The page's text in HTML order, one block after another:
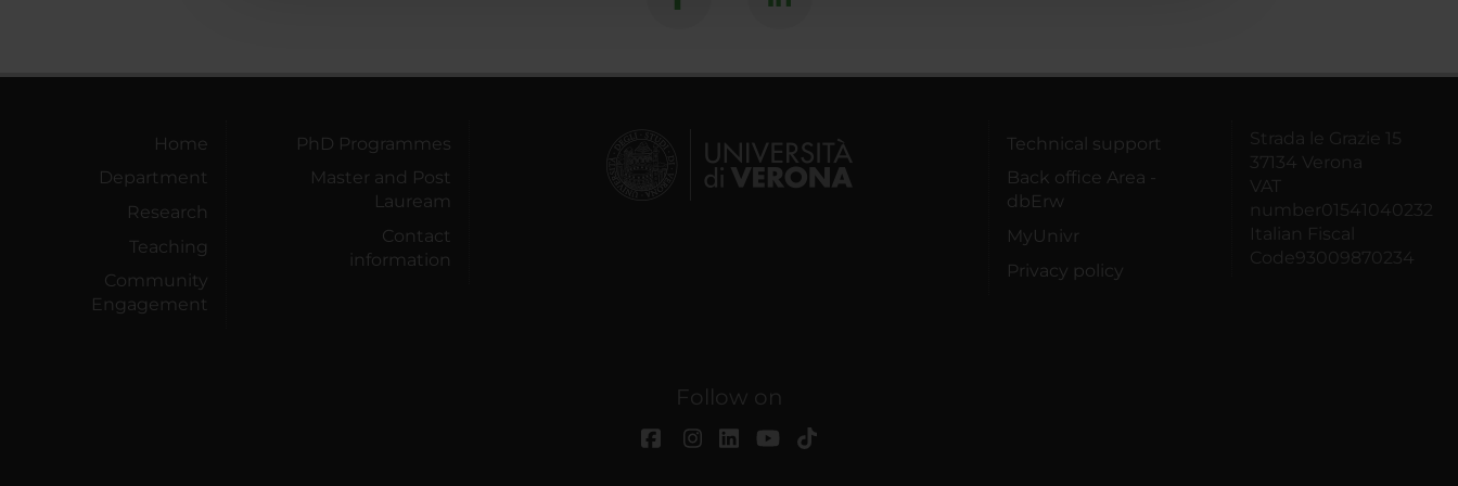
Home
Department
Research
Teaching
Community
Engagement
PhD Programmes
Master and Post
Lauream
Contact
information
Technical support
Back office Area -
dbErw
MyUnivr
Privacy policy
Strada le Grazie 15
37134 Verona
VAT
number01541040232
Italian Fiscal
Code93009870234
Follow on